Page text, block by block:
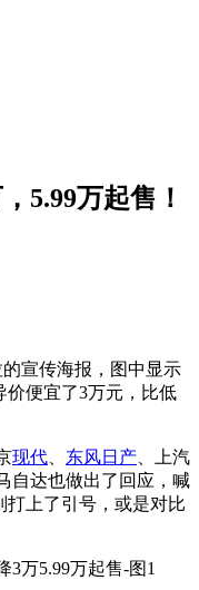
5.99万起售！
宣传海报，图中显示
价便宜了3万元，比低
现代 东风日产 、上汽
自达也做出了回应，喊
打上了引号，或是对比